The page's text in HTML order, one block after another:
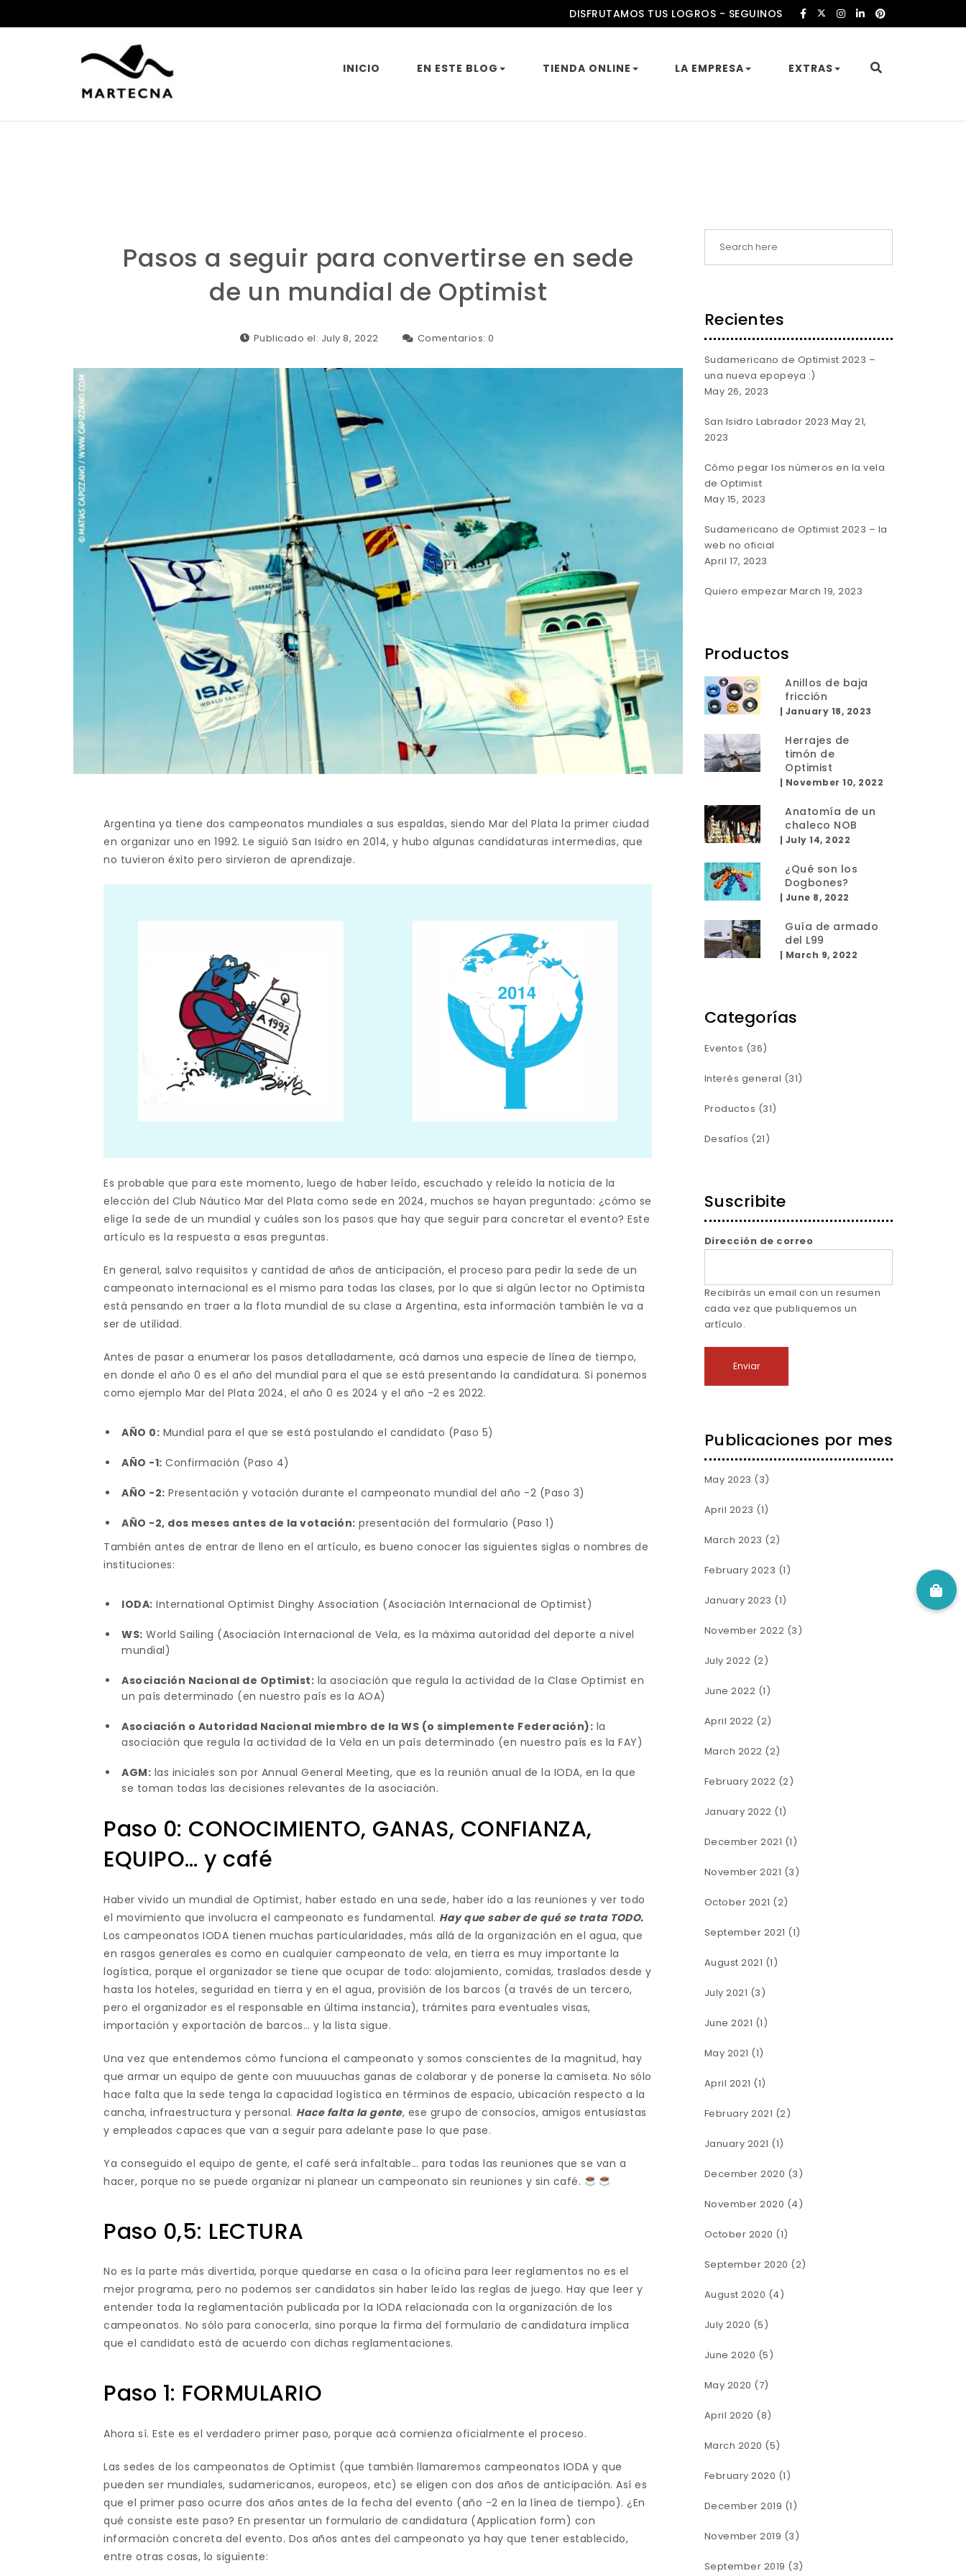
DISFRUTAMOS TUS LOGROS - SEGUINOS
INICIO EN ESTE BLOG TIENDA ONLINE LA EMPRESA EXTRAS
Pasos a seguir para convertirse en sede
de un mundial de Optimist
Publicado el: July 8, 2022 Comentarios: 0
Argentina ya tiene dos campeonatos mundiales a sus espaldas, siendo Mar del Plata la primer ciudad
en organizar uno en 1992. Le siguió San Isidro en 2014, y hubo algunas candidaturas intermedias, que
no tuvieron éxito pero sirvieron de aprendizaje.
Es probable que para este momento, luego de haber leído, escuchado y releído la noticia de la
elección del Club Náutico Mar del Plata como sede en 2024, muchos se hayan preguntado: ¿cómo se
elige la sede de un mundial y cuáles son los pasos que hay que seguir para concretar el evento? Este
artículo es la respuesta a esas preguntas.
En general, salvo requisitos y cantidad de años de anticipación, el proceso para pedir la sede de un
campeonato internacional es el mismo para todas las clases, por lo que si algún lector no Optimista
está pensando en traer a la flota mundial de su clase a Argentina, esta información también le va a
ser de utilidad.
Antes de pasar a enumerar los pasos detalladamente, acá damos una especie de línea de tiempo,
en donde el año 0 es el año del mundial para el que se está presentando la candidatura. Si ponemos
como ejemplo Mar del Plata 2024, el año 0 es 2024 y el año -2 es 2022.
AÑO 0: Mundial para el que se está postulando el candidato (Paso 5)
AÑO -1: Confirmación (Paso 4)
AÑO -2: Presentación y votación durante el campeonato mundial del año -2 (Paso 3)
AÑO -2, dos meses antes de la votación: presentación del formulario (Paso 1)
También antes de entrar de lleno en el artículo, es bueno conocer las siguientes siglas o nombres de
instituciones:
IODA: International Optimist Dinghy Association (Asociación Internacional de Optimist)
WS: World Sailing (Asociación Internacional de Vela, es la máxima autoridad del deporte a nivel
mundial)
Asociación Nacional de Optimist: la asociación que regula la actividad de la Clase Optimist en
un país determinado (en nuestro país es la AOA)
Asociación o Autoridad Nacional miembro de la WS (o simplemente Federación): la
asociación que regula la actividad de la Vela en un país determinado (en nuestro país es la FAY)
AGM: las iniciales son por Annual General Meeting, que es la reunión anual de la IODA, en la que
se toman todas las decisiones relevantes de la asociación.
Paso 0: CONOCIMIENTO, GANAS, CONFIANZA,
EQUIPO… y café
Haber vivido un mundial de Optimist, haber estado en una sede, haber ido a las reuniones y ver todo
el movimiento que involucra el campeonato es fundamental. Hay que saber de qué se trata TODO.
Los campeonatos IODA tienen muchas particularidades, más allá de la organización en el agua, que
en rasgos generales es como en cualquier campeonato de vela, en tierra es muy importante la
logística, porque el organizador se tiene que ocupar de todo: alojamiento, comidas, traslados desde y
hasta los hoteles, seguridad en tierra y en el agua, provisión de los barcos (a través de un tercero,
pero el organizador es el responsable en última instancia), trámites para eventuales visas,
importación y exportación de barcos… y la lista sigue.
Una vez que entendemos cómo funciona el campeonato y somos conscientes de la magnitud, hay
que armar un equipo de gente con muuuuchas ganas de colaborar y de ponerse la camiseta. No sólo
hace falta que la sede tenga la capacidad logística en términos de espacio, ubicación respecto a la
cancha, infraestructura y personal. Hace falta la gente, ese grupo de consocios, amigos entusiastas
y empleados capaces que van a seguir para adelante pase lo que pase.
Ya conseguido el equipo de gente, el café será infaltable… para todas las reuniones que se van a
hacer, porque no se puede organizar ni planear un campeonato sin reuniones y sin café.
Paso 0,5: LECTURA
No es la parte más divertida, porque quedarse en casa o la oficina para leer reglamentos no es el
mejor programa, pero no podemos ser candidatos sin haber leído las reglas de juego. Hay que leer y
entender toda la reglamentación publicada por la IODA relacionada con la organización de los
campeonatos. No sólo para conocerla, sino porque la firma del formulario de candidatura implica
que el candidato está de acuerdo con dichas reglamentaciones.
Paso 1: FORMULARIO
Ahora sí. Este es el verdadero primer paso, porque acá comienza oficialmente el proceso.
Las sedes de los campeonatos de Optimist (que también llamaremos campeonatos IODA y que
pueden ser mundiales, sudamericanos, europeos, etc) se eligen con dos años de anticipación. Así es
que el primer paso ocurre dos años antes de la fecha del evento (año -2 en la línea de tiempo). ¿En
qué consiste este paso? En presentar un formulario de candidatura (Application form) con
información concreta del evento. Dos años antes del campeonato ya hay que tener establecido,
entre otras cosas, lo siguiente:
Recientes
Sudamericano de Optimist 2023 –
una nueva epopeya :)
May 26, 2023
San Isidro Labrador 2023 May 21,
2023
Cómo pegar los números en la vela
de Optimist
May 15, 2023
Sudamericano de Optimist 2023 – la
web no oficial
April 17, 2023
Quiero empezar March 19, 2023
Productos
Anillos de baja
fricción
| January 18, 2023
Herrajes de
timón de
Optimist
| November 10, 2022
Anatomía de un
chaleco NOB
| July 14, 2022
¿Qué son los
Dogbones?
| June 8, 2022
Guía de armado
del L99
| March 9, 2022
Categorías
Eventos (36)
Interés general (31)
Productos (31)
Desafíos (21)
Suscribite
Dirección de correo
Recibirás un email con un resumen
cada vez que publiquemos un
artículo.
Publicaciones por mes
May 2023 (3)
April 2023 (1)
March 2023 (2)
February 2023 (1)
January 2023 (1)
November 2022 (3)
July 2022 (2)
June 2022 (1)
April 2022 (2)
March 2022 (2)
February 2022 (2)
January 2022 (1)
December 2021 (1)
November 2021 (3)
October 2021 (2)
September 2021 (1)
August 2021 (1)
July 2021 (3)
June 2021 (1)
May 2021 (1)
April 2021 (1)
February 2021 (2)
January 2021 (1)
December 2020 (3)
November 2020 (4)
October 2020 (1)
September 2020 (2)
August 2020 (4)
July 2020 (5)
June 2020 (5)
May 2020 (7)
April 2020 (8)
March 2020 (5)
February 2020 (1)
December 2019 (1)
November 2019 (3)
September 2019 (3)